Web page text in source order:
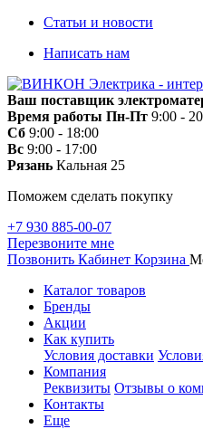
Статьи и новости
Написать нам
Ваш поставщик
Время работы Пн-Пт 9:00 -
Сб 9:00 - 18:00
Вс 9:00 - 17:00
Рязань Кальная 25
Поможем сделать покупку
+7 930 885-00-07
Перезвоните мне
Позвонить Кабинет Корзина
Каталог товаров
Бренды
Акции
Как купить
Условия доставки
Компания
Реквизиты Отзывы о
Контакты
Еще